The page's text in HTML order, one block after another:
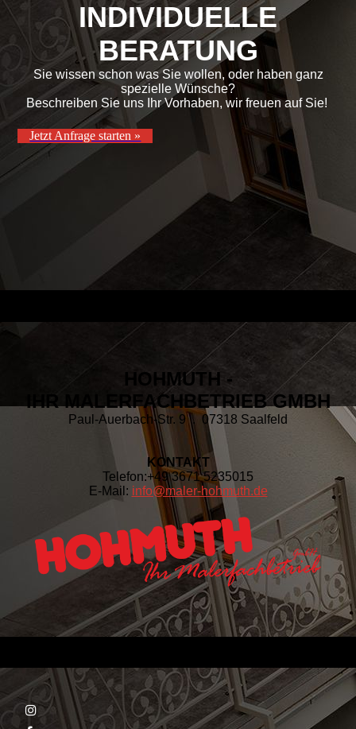
INDIVIDUELLE
BERATUNG
Sie wissen schon was Sie wollen, oder haben ganz
spezielle Wünsche?
Beschreiben Sie uns Ihr Vorhaben, wir freuen auf Sie!
Jetzt Anfrage starten »
HOHMUTH -
IHR MALERFACHBETRIEB GMBH
Paul-Auerbach-Str. 9 . 07318 Saalfeld
KONTAKT
Telefon:+49 3671 5235015
E-Mail: info@maler-hohmuth.de